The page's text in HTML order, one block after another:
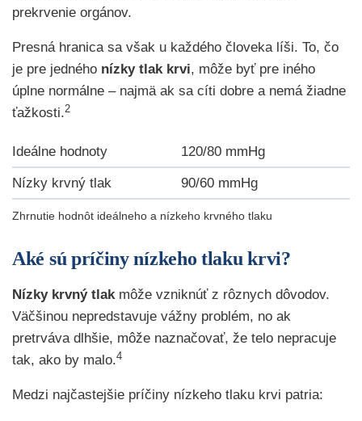
prekrvenie orgánov.
Presná hranica sa však u každého človeka líši. To, čo
je pre jedného nízky tlak krvi, môže byť pre iného
úplne normálne – najmä ak sa cíti dobre a nemá žiadne
ťažkosti.2
Ideálne hodnoty 120/80 mmHg
Nízky krvný tlak 90/60 mmHg
Zhrnutie hodnôt ideálneho a nízkeho krvného tlaku
Aké sú príčiny nízkeho tlaku krvi?
Nízky krvný tlak môže vzniknúť z rôznych dôvodov.
Väčšinou nepredstavuje vážny problém, no ak
pretrváva dlhšie, môže naznačovať, že telo nepracuje
tak, ako by malo.4
Medzi najčastejšie príčiny nízkeho tlaku krvi patria: